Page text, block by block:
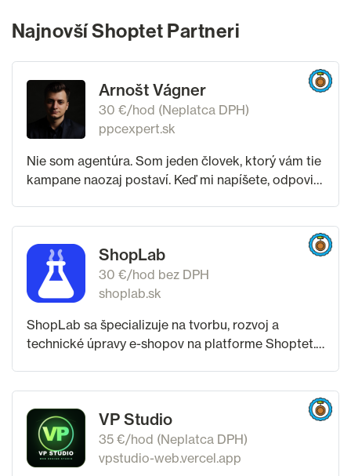
Najnovší Shoptet Partneri
Arnošt Vágner
30 €/hod (Neplatca DPH)
ppcexpert.sk
Nie som agentúra. Som jeden človek, ktorý vám tie
kampane naozaj postaví. Keď mi napíšete, odpovie
ShopLab
30 €/hod bez DPH
shoplab.sk
ShopLab sa špecializuje na tvorbu, rozvoj a
technické úpravy e-shopov na platforme Shoptet.
VP Studio
35 €/hod (Neplatca DPH)
vpstudio-web.vercel.app